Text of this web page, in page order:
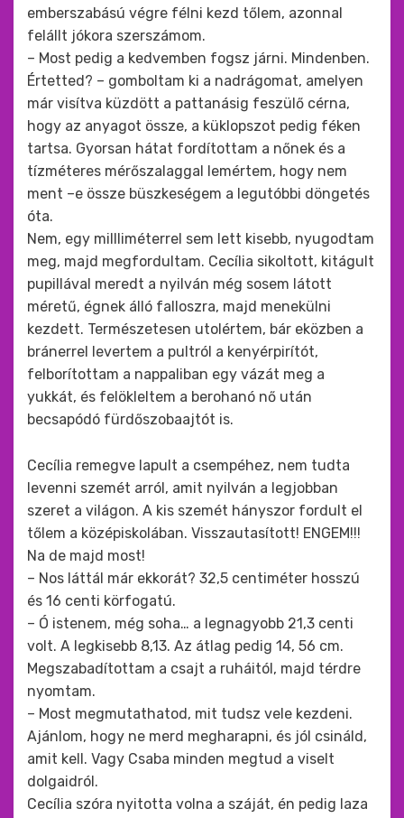
emberszabású végre félni kezd tőlem, azonnal
felállt jókora szerszámom.
– Most pedig a kedvemben fogsz járni. Mindenben.
Értetted? – gomboltam ki a nadrágomat, amelyen
már visítva küzdött a pattanásig feszülő cérna,
hogy az anyagot össze, a küklopszot pedig féken
tartsa. Gyorsan hátat fordítottam a nőnek és a
tízméteres mérőszalaggal lemértem, hogy nem
ment –e össze büszkeségem a legutóbbi döngetés
óta.
Nem, egy millliméterrel sem lett kisebb, nyugodtam
meg, majd megfordultam. Cecília sikoltott, kitágult
pupillával meredt a nyilván még sosem látott
méretű, égnek álló falloszra, majd menekülni
kezdett. Természetesen utolértem, bár eközben a
bránerrel levertem a pultról a kenyérpirítót,
felborítottam a nappaliban egy vázát meg a
yukkát, és felökleltem a berohanó nő után
becsapódó fürdőszobaajtót is.
Cecília remegve lapult a csempéhez, nem tudta
levenni szemét arról, amit nyilván a legjobban
szeret a világon. A kis szemét hányszor fordult el
tőlem a középiskolában. Visszautasított! ENGEM!!!
Na de majd most!
– Nos láttál már ekkorát? 32,5 centiméter hosszú
és 16 centi körfogatú.
– Ó istenem, még soha… a legnagyobb 21,3 centi
volt. A legkisebb 8,13. Az átlag pedig 14, 56 cm.
Megszabadítottam a csajt a ruháitól, majd térdre
nyomtam.
– Most megmutathatod, mit tudsz vele kezdeni.
Ajánlom, hogy ne merd megharapni, és jól csináld,
amit kell. Vagy Csaba minden megtud a viselt
dolgaidról.
Cecília szóra nyitotta volna a száját, én pedig laza